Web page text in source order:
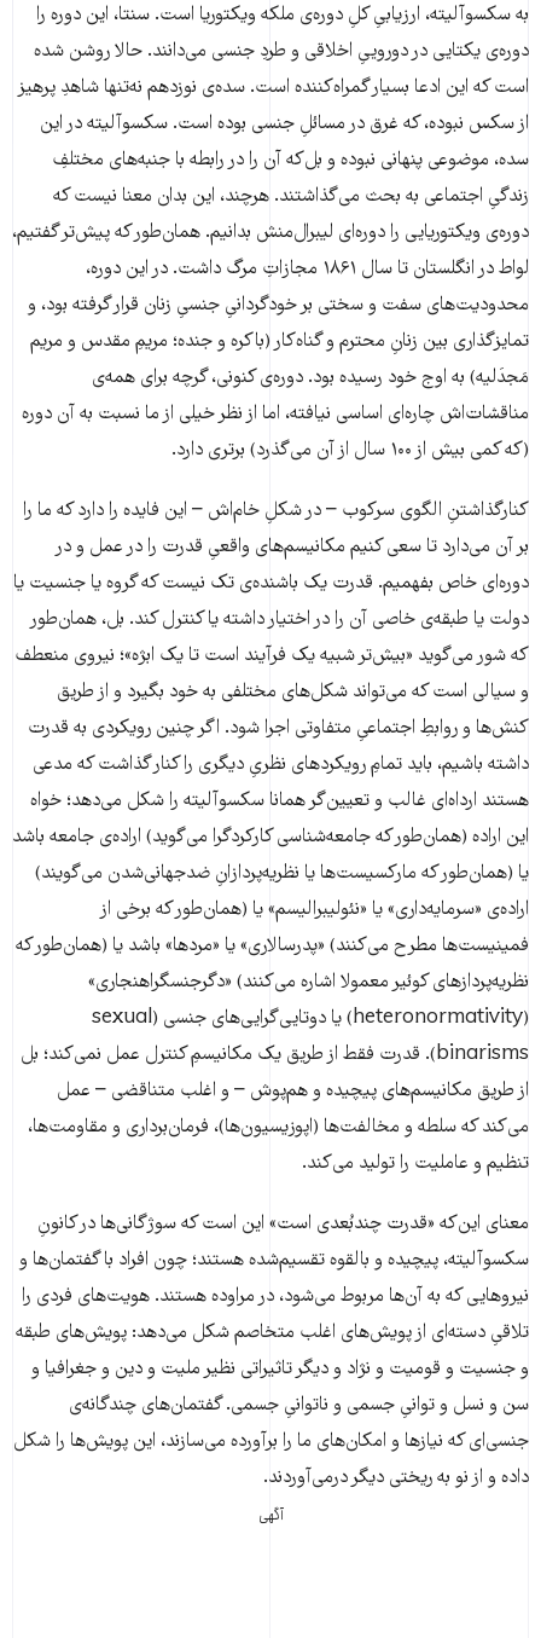
به سکسوآلیته، ارزیابیِ کلِ دوره‌ی ملکه ویکتوریا است. سنتا، این دوره را
دوره‌ی یکتایی در دوروییِ اخلاقی و طردِ جنسی می‌دانند. حالا روشن شده
است که این ادعا بسیار گمراه‌کننده است. سده‌ی نوزدهم نه‌تنها شاهدِ پرهیز
از سکس نبوده، که غرق در مسائلِ جنسی بوده است. سکسوآلیته در این
سده، موضوعی پنهانی نبوده و بل‌که آن را در رابطه با جنبه‌های مختلفِ
زندگیِ اجتماعی به بحث می‌گذاشتند. هرچند، این بدان معنا نیست که
دوره‌ی ویکتوریایی را دوره‌ای لیبرال‌منش بدانیم. همان‌طور که پیش‌تر گفتیم،
لواط در انگلستان تا سال ۱۸۶۱ مجازاتِ مرگ داشت. در این دوره،
محدودیت‌های سفت و سختی بر خودگردانیِ جنسیِ زنان قرار گرفته بود، و
تمایزگذاری بین زنانِ محترم و گناه‌کار (باکره و جنده؛ مریمِ مقدس و مریم
مَجدَلیه) به اوج خود رسیده بود. دوره‌ی کنونی، گرچه برای همه‌ی
مناقشات‌اش چاره‌ای اساسی نیافته، اما از نظر خیلی از ما نسبت به آن دوره
(که کمی بیش از ۱۰۰ سال از آن می‌گذرد) برتری دارد.
کنارگذاشتنِ الگوی سرکوب – در شکلِ خام‌اش – این فایده را دارد که ما را
بر آن می‌دارد تا سعی کنیم مکانیسم‌های واقعیِ قدرت را در عمل و در
دوره‌ای خاص بفهمیم. قدرت یک باشنده‌ی تک نیست که گروه یا جنسیت یا
دولت یا طبقه‌ی خاصی آن را در اختیار داشته یا کنترل کند. بل، همان‌طور
که شور می‌گوید «بیش‌تر شبیه یک فرآیند است تا یک ابژه»؛ نیروی منعطف
و سیالی است که می‌تواند شکل‌های مختلفی به خود بگیرد و از طریق
کنش‌ها و روابطِ اجتماعیِ متفاوتی اجرا شود. اگر چنین رویکردی به قدرت
داشته باشیم، باید تمامِ رویکردهای نظریِ دیگری را کنار گذاشت که مدعی
هستند ارداه‌ای غالب و تعیین‌گر همانا سکسوآلیته را شکل می‌دهد؛ خواه
این اراده (همان‌طور که جامعه‌شناسی کارکردگرا می‌گوید) اراده‌ی جامعه باشد
یا (همان‌طور که مارکسیست‌ها یا نظریه‌پردازانِ ضدجهانی‌شدن می‌گویند)
اراده‌ی «سرمایه‌داری» یا «نئولیبرالیسم» یا (همان‌طور که برخی از
فمینیست‌ها مطرح می‌کنند) «پدرسالاری» یا «مردها» باشد یا (همان‌طور که
نظریه‌پردازهای کوئیر معمولا اشاره می‌کنند) «دگرجنسگراهنجاری»
(heteronormativity) یا دوتایی‌گرایی‌های جنسی (sexual
binarisms). قدرت فقط از طریق یک مکانیسمِ کنترل عمل نمی‌کند؛ بل
از طریق مکانیسم‌های پیچیده و هم‌پوش – و اغلب متناقضی – عمل
می‌کند که سلطه و مخالفت‌ها (اپوزیسیون‌ها)، فرمان‌برداری و مقاومت‌ها،
تنظیم و عاملیت را تولید می‌کند.
معنای این‌که «قدرت چندبُعدی است» این است که سوژگانی‌ها در کانونِ
سکسوآلیته، پیچیده و بالقوه تقسیم‌شده هستند؛ چون افراد با گفتمان‌ها و
نیروهایی که به آن‌ها مربوط می‌شود، در مراوده هستند. هویت‌های فردی را
تلاقیِ دسته‌ای از ‌پویش‌های اغلب متخاصم شکل می‌دهد: پویش‌های طبقه
و جنسیت و قومیت و نژاد و دیگر تاثیراتی نظیر ملیت و دین و جغرافیا و
سن و نسل و توانیِ جسمی و ناتوانیِ جسمی. گفتمان‌های چندگانه‌ی
جنسی‌ای که نیازها و امکان‌های ما را برآورده می‌سازند، این پویش‌ها را شکل
داده و از نو به ریختی دیگر درمی‌آوردند.
آگهی